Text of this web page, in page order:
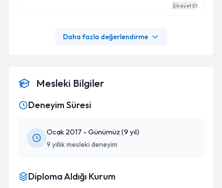
Şikayet Et
Daha fazla değerlendirme
Mesleki Bilgiler
Deneyim Süresi
Ocak 2017 - Günümüz (9 yıl)
9 yıllık mesleki deneyim
Diploma Aldığı Kurum